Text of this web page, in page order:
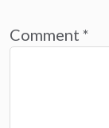
Comment *